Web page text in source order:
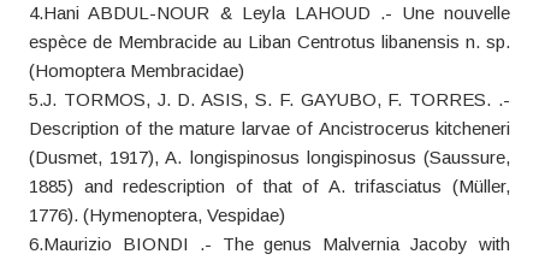
4.Hani ABDUL-NOUR & Leyla LAHOUD .- Une nouvelle
espèce de Membracide au Liban Centrotus libanensis n. sp.
(Homoptera Membracidae)
5.J. TORMOS, J. D. ASIS, S. F. GAYUBO, F. TORRES. .-
Description of the mature larvae of Ancistrocerus kitcheneri
(Dusmet, 1917), A. longispinosus longispinosus (Saussure,
1885) and redescription of that of A. trifasciatus (Müller,
1776). (Hymenoptera, Vespidae)
6.Maurizio BIONDI .- The genus Malvernia Jacoby with